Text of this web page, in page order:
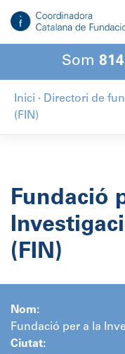
contingut
Som 814
Inici · Directori de
(FIN)
Fundació
(FIN)
Nom:
Fundació per a la
Ciutat: